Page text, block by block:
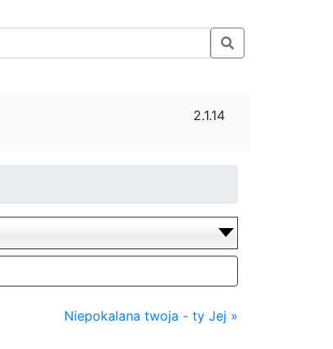
2.1.14
Niepokalana twoja - ty Jej »